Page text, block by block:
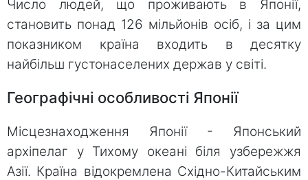
Число людей, що проживають в Японії,
становить понад 126 мільйонів оcіб, і за цим
показником країна входить в десятку
найбільш густонаселених держав у світі.
Географічні особливості Японії
Місцезнаходження Японії - Японський
архіпелаг у Тихому океані біля узбережжя
Азії. Країна відокремлена Східно-Китайським